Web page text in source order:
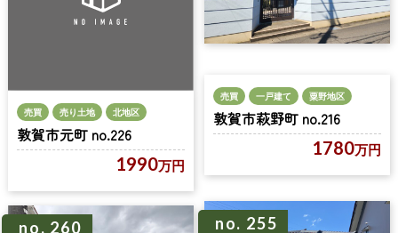
売買 売り土地 北地区
敦賀市元町 no.226
1990万円
売買 一戸建て 粟野地区
敦賀市萩野町 no.216
1780万円
no. 260 no. 255